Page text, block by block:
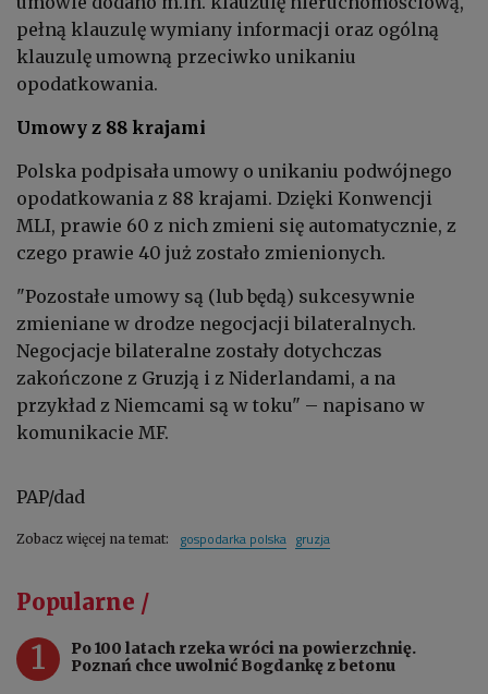
pełną klauzulę wymiany informacji oraz ogólną
klauzulę umowną przeciwko unikaniu
opodatkowania.
Umowy z 88 krajami
Polska podpisała umowy o unikaniu podwójnego
opodatkowania z 88 krajami. Dzięki Konwencji
MLI, prawie 60 z nich zmieni się automatycznie, z
czego prawie 40 już zostało zmienionych.
"Pozostałe umowy są (lub będą) sukcesywnie
zmieniane w drodze negocjacji bilateralnych.
Negocjacje bilateralne zostały dotychczas
zakończone z Gruzją i z Niderlandami, a na
przykład z Niemcami są w toku" – napisano w
komunikacie MF.
PAP/dad
Zobacz więcej na temat: gospodarka polska gruzja
Popularne /
1
Po 100 latach rzeka wróci na powierzchnię.
Poznań chce uwolnić Bogdankę z betonu